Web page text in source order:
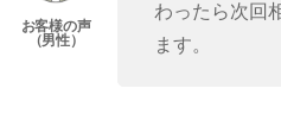
わったら次回
ます。